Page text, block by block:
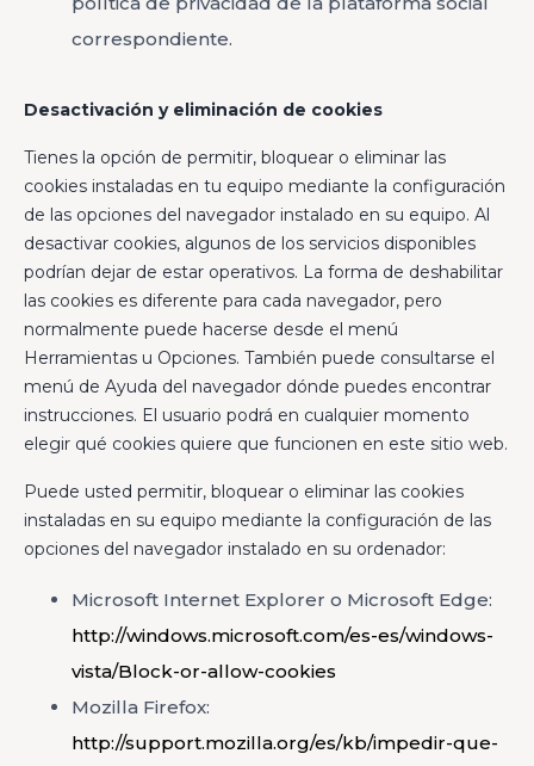
correspondiente.
Desactivación y eliminación de cookies
Tienes la opción de permitir, bloquear o eliminar las
cookies instaladas en tu equipo mediante la configuración
de las opciones del navegador instalado en su equipo. Al
desactivar cookies, algunos de los servicios disponibles
podrían dejar de estar operativos. La forma de deshabilitar
las cookies es diferente para cada navegador, pero
normalmente puede hacerse desde el menú
Herramientas u Opciones. También puede consultarse el
menú de Ayuda del navegador dónde puedes encontrar
instrucciones. El usuario podrá en cualquier momento
elegir qué cookies quiere que funcionen en este sitio web.
Puede usted permitir, bloquear o eliminar las cookies
instaladas en su equipo mediante la configuración de las
opciones del navegador instalado en su ordenador:
Microsoft Internet Explorer o Microsoft Edge:
http://windows.microsoft.com/es-es/windows-
vista/Block-or-allow-cookies
Mozilla Firefox:
http://support.mozilla.org/es/kb/impedir-que-